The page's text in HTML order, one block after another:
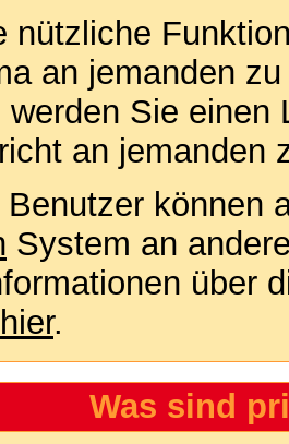
nützliche
an jemanden
werden Sie
an jemanden
Benutzer können
System an
über
hier.
Was sind